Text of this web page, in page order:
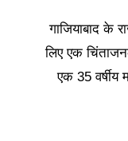
गाजियाबाद के राज नगर एक्सटेंशन में रहने वाले लोगों के
लिए एक
एक 35 वर्षीय